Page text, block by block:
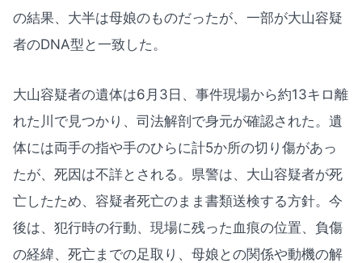
の結果、大半は母娘のものだったが、一部が大山容疑
者のDNA型と一致した。
大山容疑者の遺体は6月3日、事件現場から約13キロ離
れた川で見つかり、司法解剖で身元が確認された。遺
体には両手の指や手のひらに計5か所の切り傷があっ
たが、死因は不詳とされる。県警は、大山容疑者が死
亡したため、容疑者死亡のまま書類送検する方針。今
後は、犯行時の行動、現場に残った血痕の位置、負傷
の経緯、死亡までの足取り、母娘との関係や動機の解